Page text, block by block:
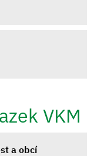
VKM
a obcí